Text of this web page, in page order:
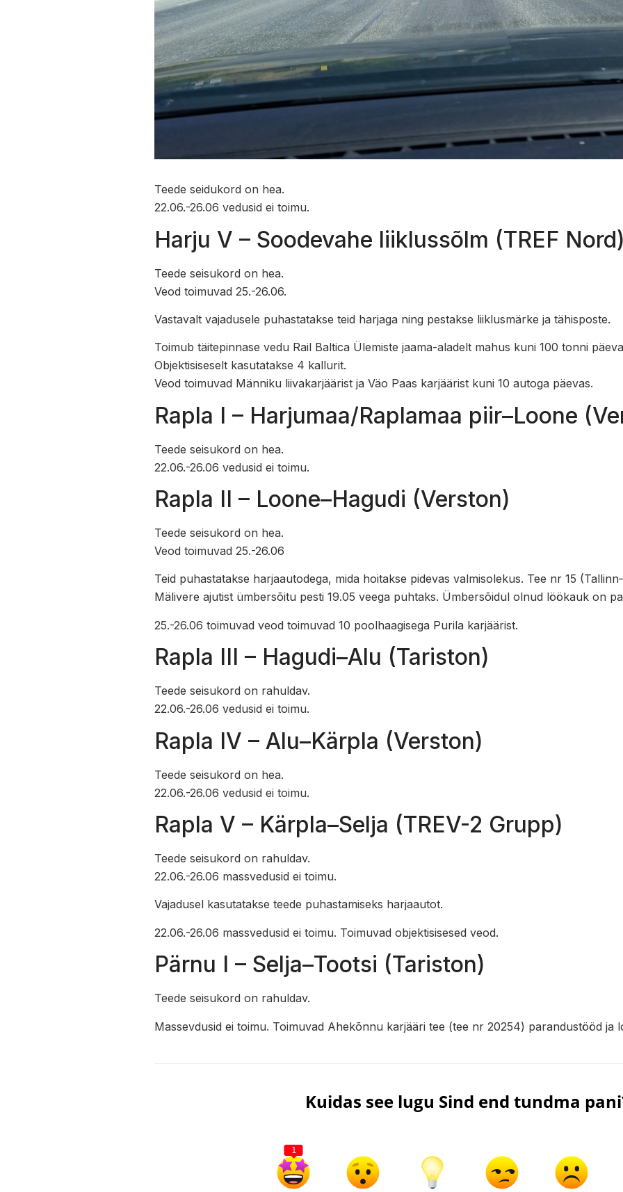
Teede seidukord on hea.
22.06.-26.06 vedusid ei toimu.
Harju V – Soodevahe liiklussõlm (TREF
Teede seisukord on hea.
Veod toimuvad 25.-26.06.
Vastavalt vajadusele puhastatakse teid harjaga ning pestakse liiklusmärke ja tähisposte.
Toimub täitepinnase vedu Rail Baltica Ülemiste jaama-aladelt mahus kuni 100 tonni
Objektisiseselt kasutatakse 4 kallurit.
Veod toimuvad Männiku liivakarjäärist ja Väo Paas karjäärist kuni 10 autoga päevas.
Rapla I – Harjumaa/Raplamaa piir–Loone
Teede seisukord on hea.
22.06.-26.06 vedusid ei toimu.
Rapla II – Loone–Hagudi (Verston)
Teede seisukord on hea.
Veod toimuvad 25.-26.06
Teid puhastatakse harjaautodega, mida hoitakse pidevas valmisolekus. Tee nr 15
Mälivere ajutist ümbersõitu pesti 19.05 veega puhtaks. Ümbersõidul olnud löökauk on
25.-26.06 toimuvad veod toimuvad 10 poolhaagisega Purila karjäärist.
Rapla III – Hagudi–Alu (Tariston)
Teede seisukord on rahuldav.
22.06.-26.06 vedusid ei toimu.
Rapla IV – Alu–Kärpla (Verston)
Teede seisukord on hea.
22.06.-26.06 vedusid ei toimu.
Rapla V – Kärpla–Selja (TREV-2 Grupp)
Teede seisukord on rahuldav.
22.06.-26.06 massvedusid ei toimu.
Vajadusel kasutatakse teede puhastamiseks harjaautot.
22.06.-26.06 massvedusid ei toimu. Toimuvad objektisisesed veod.
Pärnu I – Selja–Tootsi (Tariston)
Teede seisukord on rahuldav.
Massevdusid ei toimu. Toimuvad Ahekõnnu karjääri tee (tee nr 20254) parandustööd ja
Kuidas see lugu Sind end tundma
1